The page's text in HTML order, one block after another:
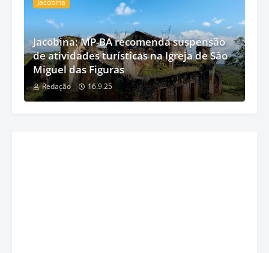
Jacobina: MP-BA recomenda suspensão
de atividades turísticas na Igreja de São
Miguel das Figuras
Redação 16.9.25